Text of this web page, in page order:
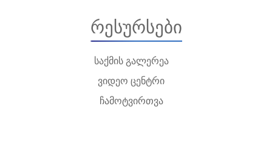
Რესურსები
საქმის გალერეა
ვიდეო ცენტრი
ჩამოტვირთვა